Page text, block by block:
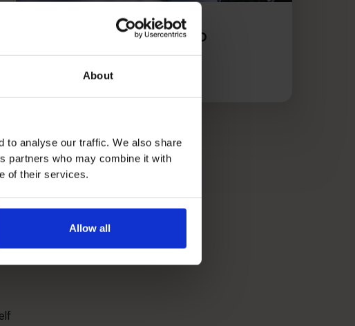
About
to analyse our traffic. We also share
partners who may combine it with
of their services.
Allow all
Wel inzicht, geen grip